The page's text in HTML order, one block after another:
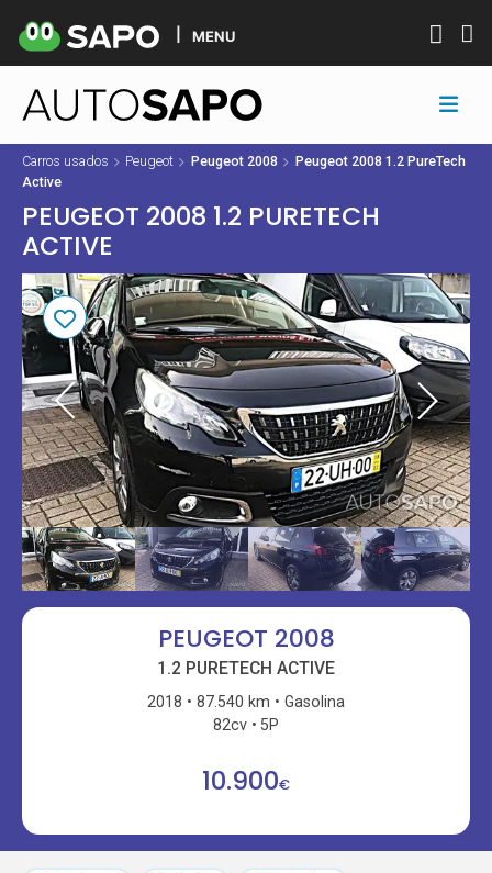
MENU
Carros usados Peugeot Peugeot 2008
Peugeot 2008 1.2 PureTech
Active
PEUGEOT 2008 1.2 PURETECH
ACTIVE
PEUGEOT 2008
1.2 PURETECH ACTIVE
2018 87.540 km
Gasolina
82cv
5P
10.900€